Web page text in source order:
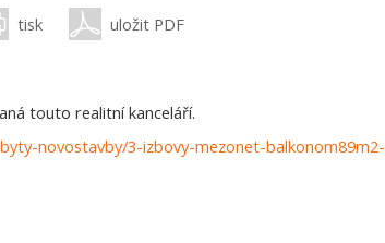
tisk uložit PDF
touto realitní kanceláří.